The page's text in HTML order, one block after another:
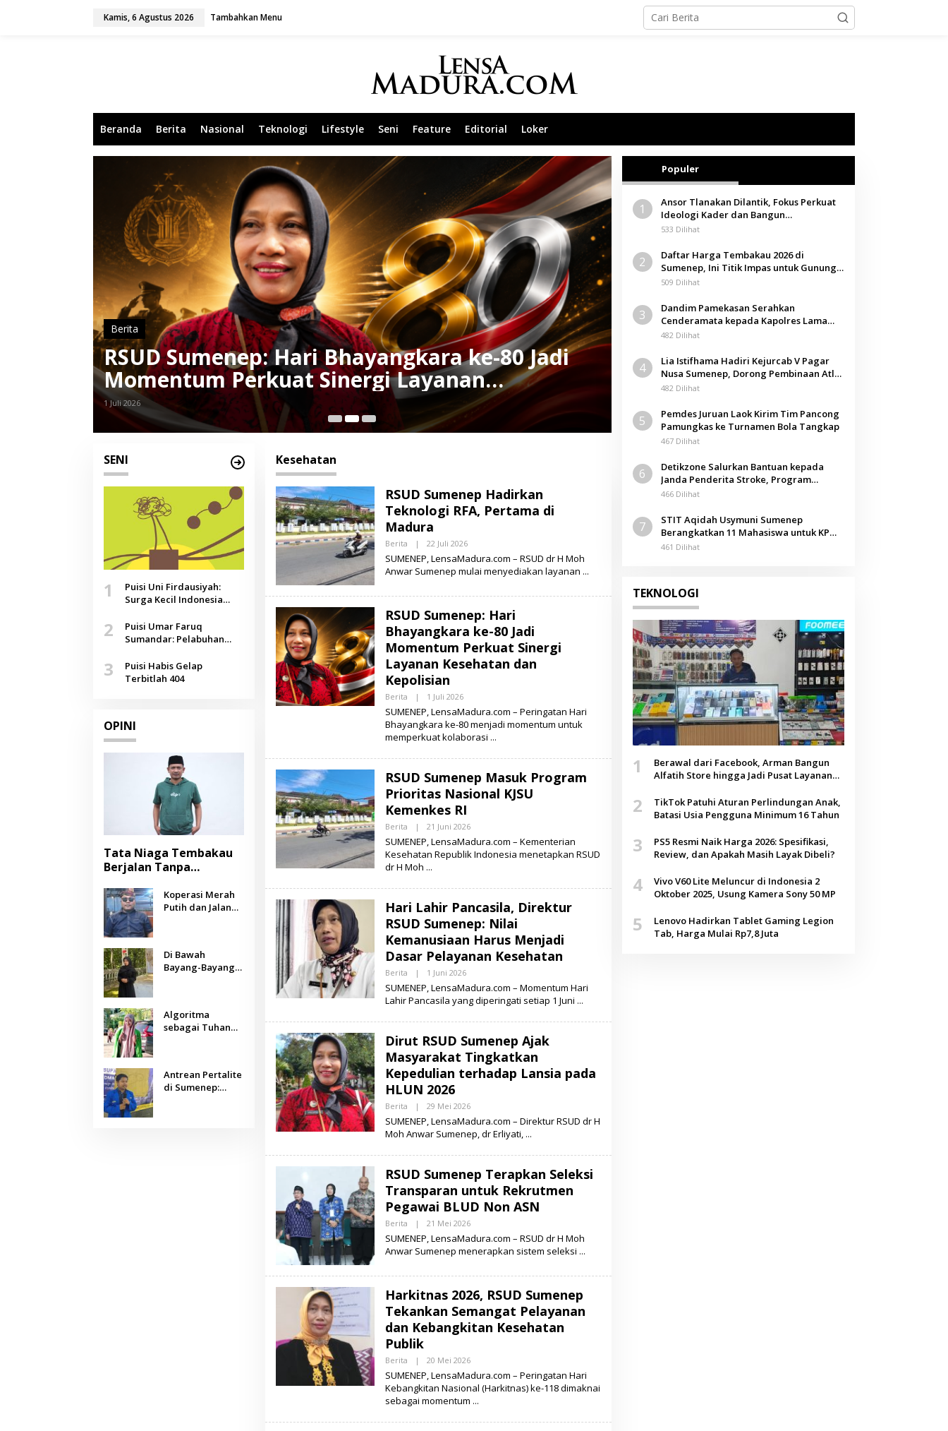
Kamis, 6 Agustus 2026 Tambahkan Menu
Beranda Berita Nasional Teknologi Lifestyle Seni Feature Editorial Loker
Berita
RSUD Sumenep: Hari Bhayangkara ke-80 Jadi
Momentum Perkuat Sinergi Layanan
Kesehatan dan Kepolisian
1 Juli 2026
Berita
RSUD Sumenep Masuk
Nasional KJSU Kemenkes RI
SENI
1
Puisi Uni Firdausiyah:
Surga Kecil Indonesia
Doa yang Jauh, Narasi
Agustus
2
Puisi Umar Faruq
Sumandar: Pelabuhan
Selendang Benang Merah
Lombang
3
Puisi Habis Gelap
Terbitlah 404
OPINI
Tata Niaga Tembakau
Berjalan Tanpa
Negara Berpihak
kepada Petani?
Koperasi Merah
Putih dan Jalan
Di Bawah
Bayang-Bayang
Era Kecerdasan
Buatan
Algoritma
sebagai Tuhan
Antrean Pertalite
di Sumenep:
Kesehatan
RSUD Sumenep Hadirkan
Teknologi RFA, Pertama di
Madura
Berita | 22 Juli 2026O
E
H
S
A
M
A
D
U
R
SUMENEP, LensaMadura.com – RSUD dr H Moh
Anwar Sumenep mulai menyediakan layanan
RSUD Sumenep: Hari
Bhayangkara ke-80 Jadi
Momentum Perkuat Sinergi
Layanan Kesehatan dan
Kepolisian
Berita | 1 Juli 2026O
E
H
L
A
M
A
D
U
R
SUMENEP, LensaMadura.com – Peringatan Hari
Bhayangkara ke-80 menjadi momentum untuk
memperkuat kolaborasi
RSUD Sumenep Masuk Program
Prioritas Nasional KJSU
Kemenkes RI
Berita | 21 Juni 2026O
E
H
A
M
A
D
U
R
A
SUMENEP, LensaMadura.com – Kementerian
Kesehatan Republik Indonesia menetapkan RSUD
dr H Moh
Hari Lahir Pancasila, Direktur
RSUD Sumenep: Nilai
Kemanusiaan Harus Menjadi
Dasar Pelayanan Kesehatan
Berita | 1 Juni 2026O
E
H
E
S
A
M
A
D
A
SUMENEP, LensaMadura.com – Momentum Hari
Lahir Pancasila yang diperingati setiap 1 Juni
Dirut RSUD Sumenep Ajak
Masyarakat Tingkatkan
Kepedulian terhadap Lansia pada
HLUN 2026
Berita | 29 Mei 2026O
E
H
E
S
M
A
D
U
A
SUMENEP, LensaMadura.com – Direktur RSUD dr H
Moh Anwar Sumenep, dr Erliyati,
RSUD Sumenep Terapkan Seleksi
Transparan untuk Rekrutmen
Pegawai BLUD Non ASN
Berita | 21 Mei 2026O
E
H
S
A
M
A
D
A
SUMENEP, LensaMadura.com – RSUD dr H Moh
Anwar Sumenep menerapkan sistem seleksi
Harkitnas 2026, RSUD Sumenep
Tekankan Semangat Pelayanan
dan Kebangkitan Kesehatan
Publik
Berita | 20 Mei 2026O
E
H
SUMENEP, LensaMadura.com – Peringatan Hari
Kebangkitan Nasional (Harkitnas) ke-118 dimaknai
sebagai momentum
Populer
1
Ansor Tlanakan Dilantik, Fokus Perkuat
Ideologi Kader dan Bangun
Kemandirian Ekonomi
533 Dilihat
2
Daftar Harga Tembakau 2026 di
Sumenep, Ini Titik Impas untuk Gunung,
Tegal, dan Sawah
509 Dilihat
3
Dandim Pamekasan Serahkan
Cenderamata kepada Kapolres Lama
pada Acara Kenal Pamit
482 Dilihat
4
Lia Istifhama Hadiri Kejurcab V Pagar
Nusa Sumenep, Dorong Pembinaan Atlet
Berkarakter
482 Dilihat
5
Pemdes Juruan Laok Kirim Tim Pancong
Pamungkas ke Turnamen Bola Tangkap
467 Dilihat
6
Detikzone Salurkan Bantuan kepada
Janda Penderita Stroke, Program
Berbagi Masuki Hari ke-61
466 Dilihat
7
STIT Aqidah Usymuni Sumenep
Berangkatkan 11 Mahasiswa untuk KPM
Internasional di Malaysia
461 Dilihat
TEKNOLOGI
1
Berawal dari Facebook, Arman Bangun
Alfatih Store hingga Jadi Pusat Layanan
2
TikTok Patuhi Aturan Perlindungan Anak,
Batasi Usia Pengguna Minimum 16 Tahun
3
PS5 Resmi Naik Harga 2026: Spesifikasi,
Review, dan Apakah Masih Layak Dibeli?
4
Vivo V60 Lite Meluncur di Indonesia 2
Oktober 2025, Usung Kamera Sony 50 MP
5
Lenovo Hadirkan Tablet Gaming Legion
Tab, Harga Mulai Rp7,8 Juta